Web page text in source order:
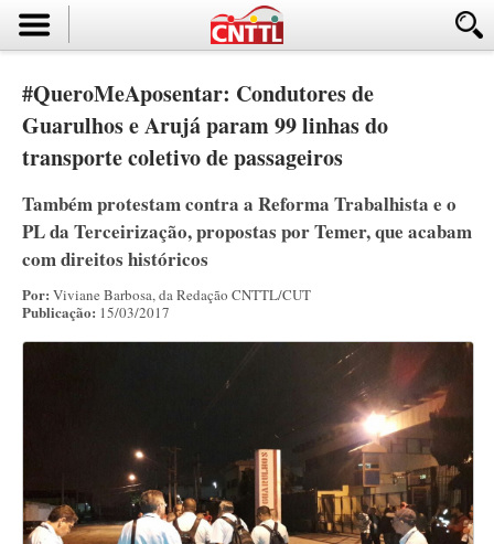
#QueroMeAposentar: Condutores de
Guarulhos e Arujá param 99 linhas do
transporte coletivo de passageiros
Também protestam contra a Reforma Trabalhista e o
PL da Terceirização, propostas por Temer, que acabam
com direitos históricos
Por: Viviane Barbosa, da Redação CNTTL/CUT
Publicação: 15/03/2017